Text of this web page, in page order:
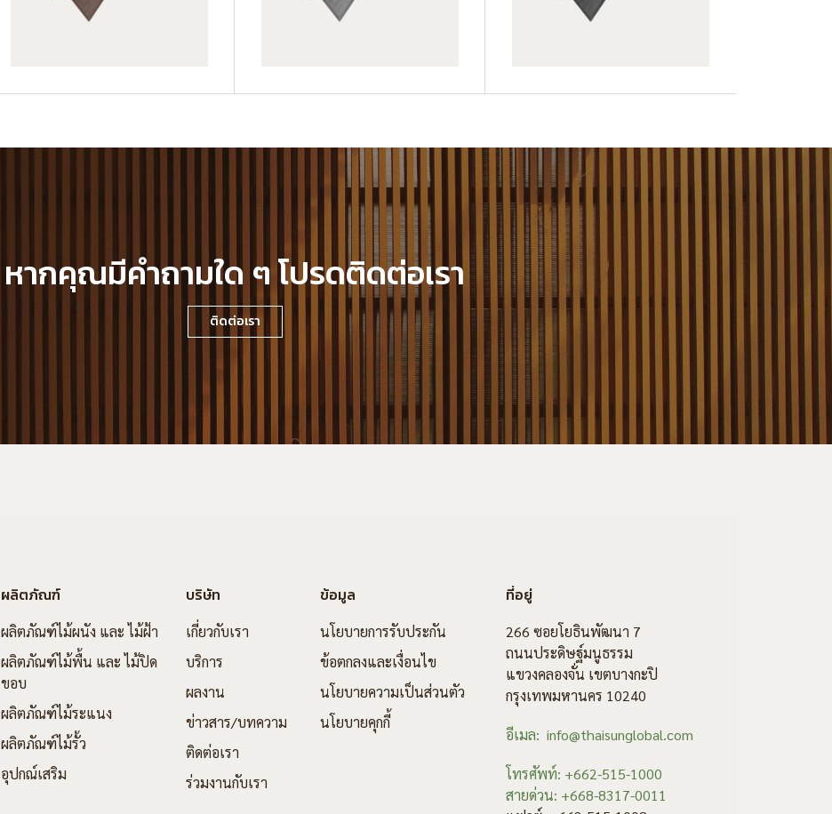
หากคุณมีคำถามใด ๆ โปรดติดต่อเรา
ติดต่อเรา
ผลิตภัณฑ์
ผลิตภัณฑ์ไม้ผนัง และ ไม้ฝ้า
ผลิตภัณฑ์ไม้พื้น และ ไม้ปิด
ขอบ
ผลิตภัณฑ์ไม้ระแนง
ผลิตภัณฑ์ไม้รั้ว
อุปกณ์เสริม
บริษัท
เกี่ยวกับเรา
บริการ
ผลงาน
ข่าวสาร/บทความ
ติดต่อเรา
ร่วมงานกับเรา
ข้อมูล
นโยบายการรับประกัน
ข้อตกลงและเงื่อนไข
นโยบายความเป็นส่วนตัว
นโยบายคุกกี้
ที่อยู่
266 ซอยโยธินพัฒนา 7
ถนนประดิษฐ์มนูธรรม
แขวงคลองจั่น เขตบางกะปิ
กรุงเทพมหานคร 10240
อีเมล: info@thaisunglobal.com
โทรศัพท์: +662-515-1000
สายด่วน: +668-8317-0011